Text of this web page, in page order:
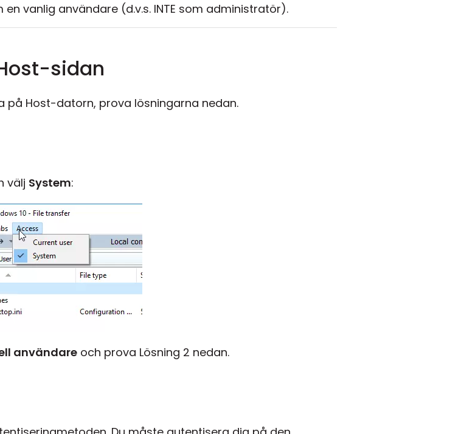
vanlig användare (d.v.s. INTE som administratör).
sidan
på Host-datorn, prova lösningarna nedan.
välj System:
användare och prova Lösning 2 nedan.